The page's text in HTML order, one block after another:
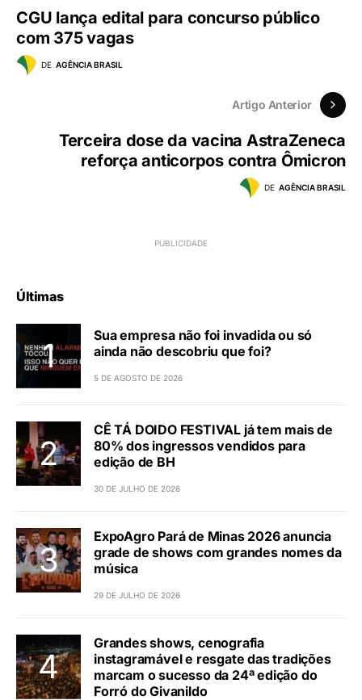
CGU lança edital para concurso público
com 375 vagas
DE AGÊNCIA BRASIL
Artigo Anterior
Terceira dose da vacina AstraZeneca
reforça anticorpos contra Ômicron
DE AGÊNCIA BRASIL
Últimas
Sua empresa não foi invadida ou só
ainda não descobriu que foi?
5 DE AGOSTO DE 2026
CÊ TÁ DOIDO FESTIVAL já tem mais de
80% dos ingressos vendidos para
edição de BH
30 DE JULHO DE 2026
ExpoAgro Pará de Minas 2026 anuncia
grade de shows com grandes nomes da
música
29 DE JULHO DE 2026
Grandes shows, cenografia
instagramável e resgate das tradições
marcam o sucesso da 24ª edição do
Forró do Givanildo